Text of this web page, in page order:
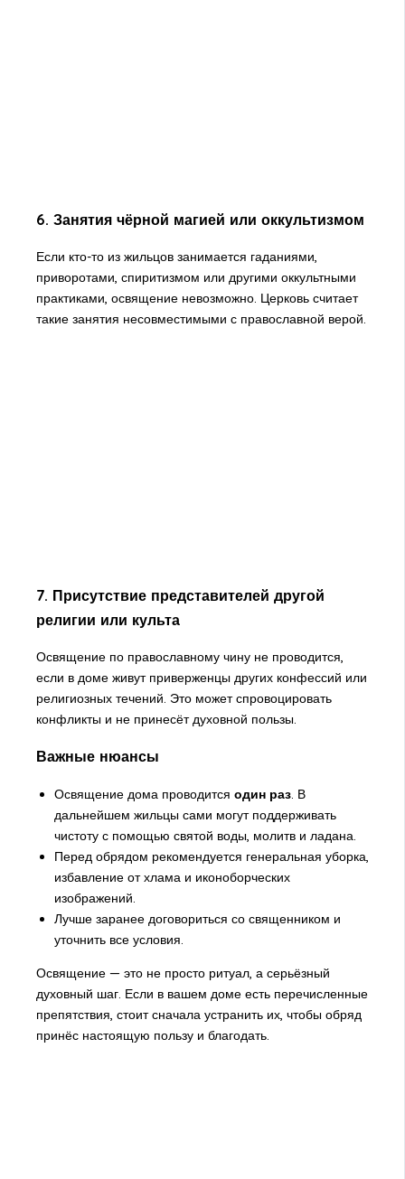
6. Занятия чёрной магией или оккультизмом
Если кто-то из жильцов занимается гаданиями,
приворотами, спиритизмом или другими оккультными
практиками, освящение невозможно. Церковь считает
такие занятия несовместимыми с православной верой.
7. Присутствие представителей другой
религии или культа
Освящение по православному чину не проводится,
если в доме живут приверженцы других конфессий или
религиозных течений. Это может спровоцировать
конфликты и не принесёт духовной пользы.
Важные нюансы
Освящение дома проводится один раз. В
дальнейшем жильцы сами могут поддерживать
чистоту с помощью святой воды, молитв и ладана.
Перед обрядом рекомендуется генеральная уборка,
избавление от хлама и иконоборческих
изображений.
Лучше заранее договориться со священником и
уточнить все условия.
Освящение — это не просто ритуал, а серьёзный
духовный шаг. Если в вашем доме есть перечисленные
препятствия, стоит сначала устранить их, чтобы обряд
принёс настоящую пользу и благодать.